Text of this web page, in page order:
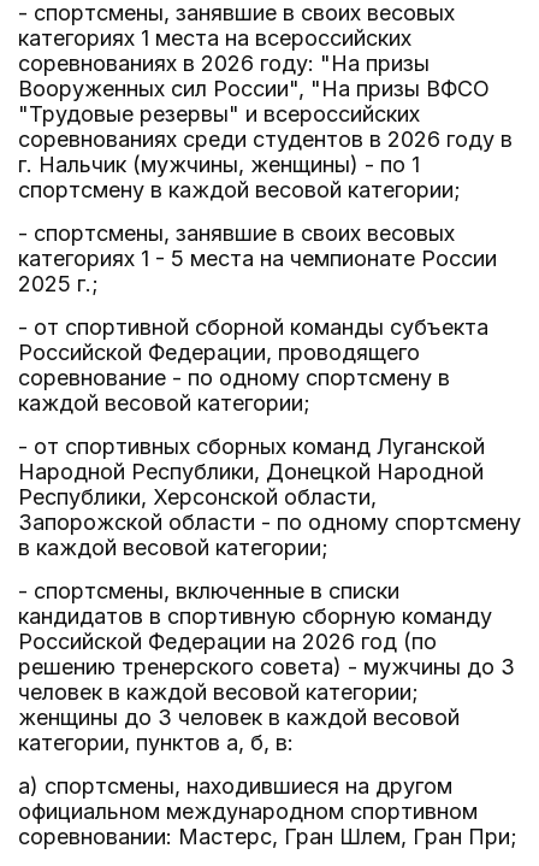
- спортсмены, занявшие в своих весовых
категориях 1 места на всероссийских
соревнованиях в 2026 году: "На призы
Вооруженных сил России", "На призы ВФСО
"Трудовые резервы" и всероссийских
соревнованиях среди студентов в 2026 году в
г. Нальчик (мужчины, женщины) - по 1
спортсмену в каждой весовой категории;
- спортсмены, занявшие в своих весовых
категориях 1 - 5 места на чемпионате России
2025 г.;
- от спортивной сборной команды субъекта
Российской Федерации, проводящего
соревнование - по одному спортсмену в
каждой весовой категории;
- от спортивных сборных команд Луганской
Народной Республики, Донецкой Народной
Республики, Херсонской области,
Запорожской области - по одному спортсмену
в каждой весовой категории;
- спортсмены, включенные в списки
кандидатов в спортивную сборную команду
Российской Федерации на 2026 год (по
решению тренерского совета) - мужчины до 3
человек в каждой весовой категории;
женщины до 3 человек в каждой весовой
категории, пунктов а, б, в:
а) спортсмены, находившиеся на другом
официальном международном спортивном
соревновании: Мастерс, Гран Шлем, Гран При;